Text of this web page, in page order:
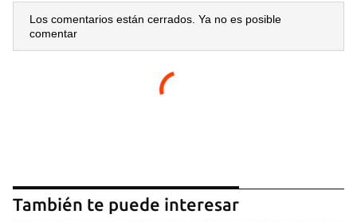
Guardar como favorito
Para poder guardar como favorito, primero has de
Los comentarios están cerrados. Ya no es posible
comentar
También te puede interesar